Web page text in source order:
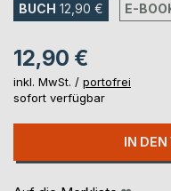
BUCH 12,90 € E-
12,90 €
inkl. MwSt. / portofrei
sofort verfügbar
IN DEN